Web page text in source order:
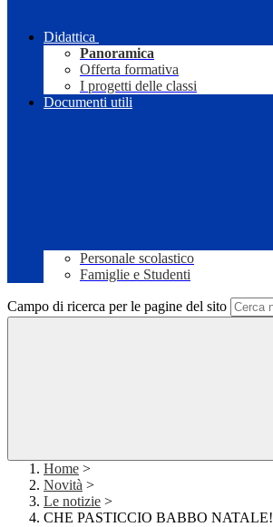
Didattica
Panoramica
Offerta formativa
I progetti delle classi
Documenti utili
Personale scolastico
Famiglie e Studenti
Campo di ricerca per le pagine del sito
Home >
Novità >
Le notizie >
CHE PASTICCIO BABBO NATALE!